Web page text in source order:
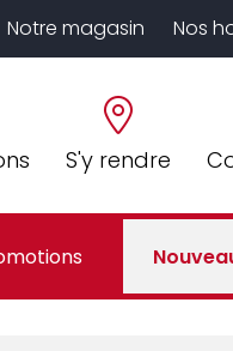
S'y rendre
Notre magasin Nos